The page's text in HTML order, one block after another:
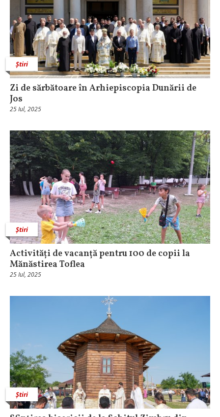
Știri
Zi de sărbătoare în Arhiepiscopia Dunării de
Jos
25 Iul, 2025
Știri
Activități de vacanță pentru 100 de copii la
Mănăstirea Toflea
25 Iul, 2025
Știri